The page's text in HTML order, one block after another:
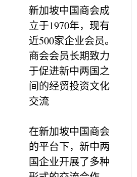
新加坡中国商会成
立于1970年，现有
近500家企业会员。
商会会员长期致力
于促进新中两国之
间的经贸投资文化
交流
在新加坡中国商会
的平台下，新中两
国企业开展了多种